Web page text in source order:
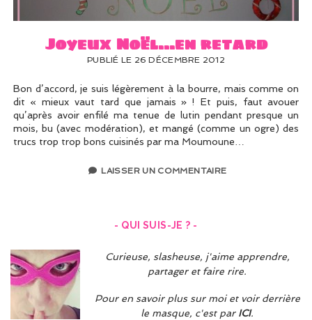
Joyeux Noël…en retard
PUBLIÉ LE 26 DÉCEMBRE 2012
Bon d’accord, je suis légèrement à la bourre, mais comme on
dit « mieux vaut tard que jamais » ! Et puis, faut avouer
qu’après avoir enfilé ma tenue de lutin pendant presque un
mois, bu (avec modération), et mangé (comme un ogre) des
trucs trop trop bons cuisinés par ma Moumoune…
LAISSER UN COMMENTAIRE
- QUI SUIS-JE ? -
Curieuse, slasheuse, j'aime apprendre,
partager et faire rire.
Pour en savoir plus sur moi et voir derrière
le masque, c'est par ICI.